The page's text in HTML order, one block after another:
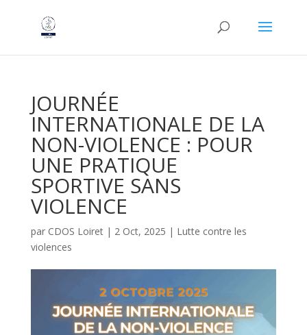
JOURNÉE
INTERNATIONALE DE LA
NON-VIOLENCE : POUR
UNE PRATIQUE
SPORTIVE SANS
VIOLENCE
par CDOS Loiret| 2 Oct, 2025 | Lutte contre les
violences